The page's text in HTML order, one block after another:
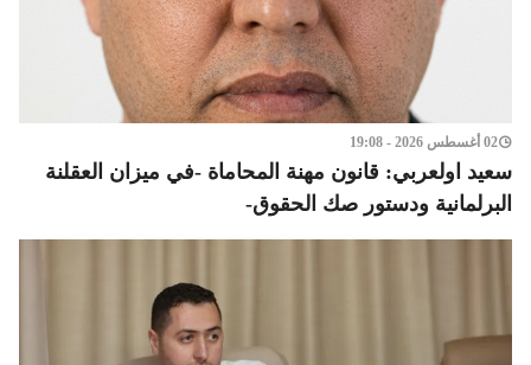
02 أغسطس 2026 - 19:08
سعيد اولعربي: قانون مهنة المحاماة -في ميزان العقلنة
البرلمانية ودستور صك الحقوق-